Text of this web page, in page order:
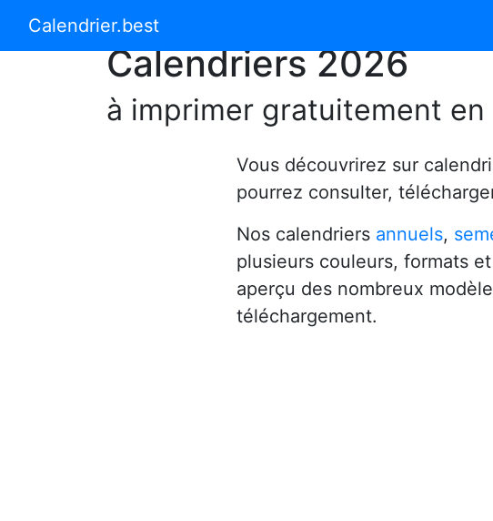
Calendrier.bestCalendrier 2024
Calendriers 2026
à imprimer gratuitement
Vous découvrirez sur
pourrez consulter,
Nos calendriers annuels,
plusieurs couleurs, formats
aperçu des nombreux
téléchargement.